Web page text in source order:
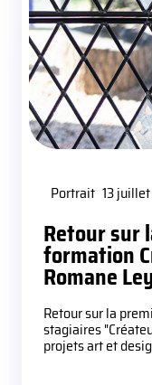
Portrait 13
Retour sur
formation
Romane
Retour sur la
stagiaires
projets art et